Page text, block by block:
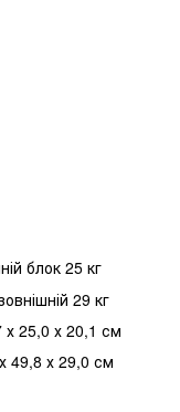
блок 25 кг
29 кг
х 25,0 х 20,1 см
49,8 х 29,0 см